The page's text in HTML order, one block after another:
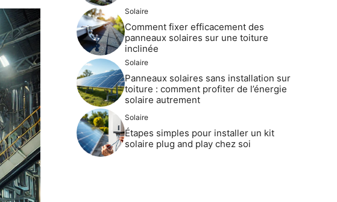
Solaire
Comment fixer efficacement des
panneaux solaires sur une toiture
inclinée
Solaire
Panneaux solaires sans installation sur
toiture : comment profiter de l’énergie
solaire autrement
Solaire
Étapes simples pour installer un kit
solaire plug and play chez soi